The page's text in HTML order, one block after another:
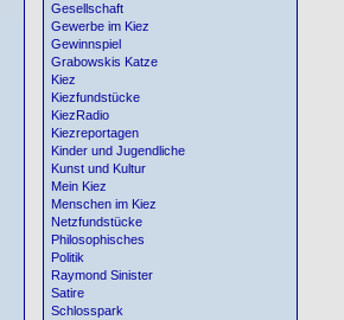
Gesellschaft
Gewerbe im Kiez
Gewinnspiel
Grabowskis Katze
Kiez
Kiezfundstücke
KiezRadio
Kiezreportagen
Kinder und Jugendliche
Kunst und Kultur
Mein Kiez
Menschen im Kiez
Netzfundstücke
Philosophisches
Politik
Raymond Sinister
Satire
Schlosspark